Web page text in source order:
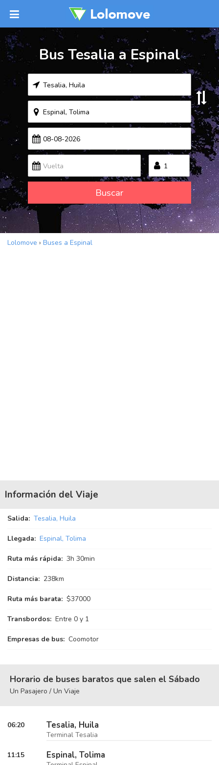
Bus Tesalia a Espinal
Buscar
Lolomove › Buses a Espinal
Información del Viaje
Salida: Tesalia, Huila
Llegada: Espinal, Tolima
Ruta más rápida: 3h 30min
Distancia: 238km
Ruta más barata: $37000
Transbordos: Entre 0 y 1
Empresas de bus: Coomotor
Horario de buses baratos que salen el Sábado
Un Pasajero / Un Viaje
06:20 Tesalia, Huila
Terminal Tesalia
11:15 Espinal, Tolima